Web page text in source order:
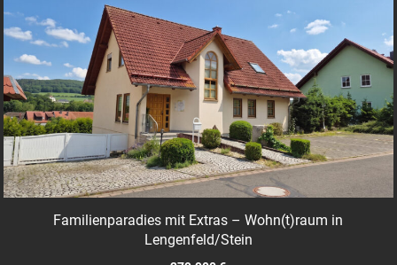
Familienparadies mit Extras – Wohn(t)raum in
Lengenfeld/Stein